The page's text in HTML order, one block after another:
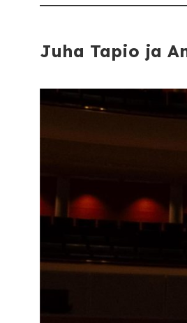
Juha Tapio ja